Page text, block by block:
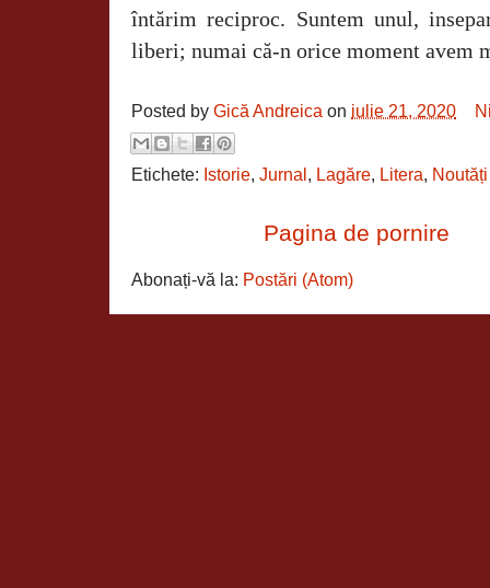
întărim reciproc. Suntem unul,
liberi; numai că‑n orice moment avem
Posted by Gică Andreica on iulie 21, 2020
Etichete: Istorie, Jurnal , Lagăre, Litera, Noutăți
Pagina de pornire
Abonați-vă la: Postări (Atom)